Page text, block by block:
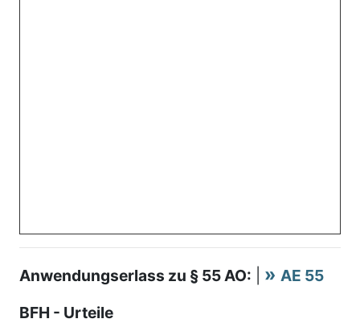
Anwendungserlass zu § 55 AO:
AE 55
BFH - Urteile